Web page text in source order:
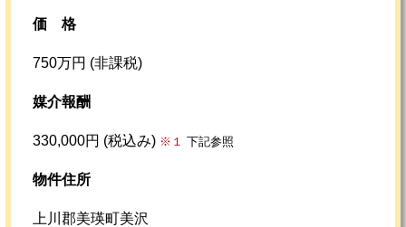
価格
750万円 (非課税)
媒介報酬
330,000円 (税込み) ※１ 下記参照
物件住所
上川郡美瑛町美沢